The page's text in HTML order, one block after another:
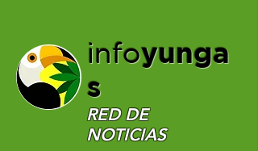
infoyunga
s
RED DE
NOTICIAS